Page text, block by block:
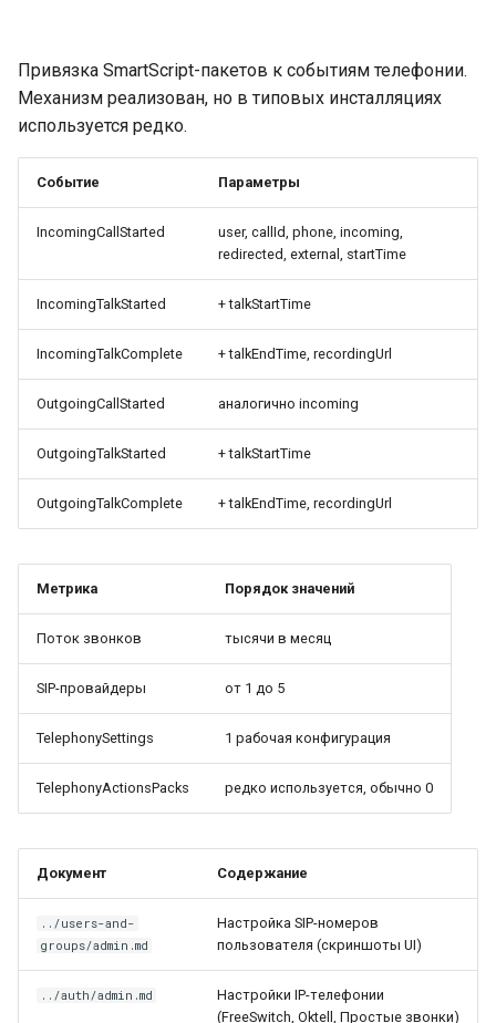
Привязка SmartScript-пакетов к событиям телефонии.
Механизм реализован, но в типовых инсталляциях
используется редко.
Событие Параметры
IncomingCallStarted
user, callId, phone, incoming,
redirected, external, startTime
IncomingTalkStarted + talkStartTime
IncomingTalkComplete + talkEndTime, recordingUrl
OutgoingCallStarted аналогично incoming
OutgoingTalkStarted + talkStartTime
OutgoingTalkComplete + talkEndTime, recordingUrl
Метрика Порядок значений
Поток звонков тысячи в месяц
SIP-провайдеры от 1 до 5
TelephonySettings 1 рабочая конфигурация
TelephonyActionsPacks редко используется, обычно 0
Документ Содержание
../users-and-
groups/admin.md
Настройка SIP-номеров
пользователя (скриншоты UI)
../auth/admin.md
Настройки IP-телефонии
(FreeSwitch, Oktell, Простые звонки)